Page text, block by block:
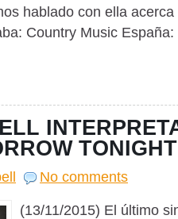
hablado con ella
Country Music
No comments
(13/11/2015) El último